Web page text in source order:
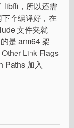
libffi，所以还需
个编译好，在
文件夹就
是 arm64 架
Link Flags
Paths 加入